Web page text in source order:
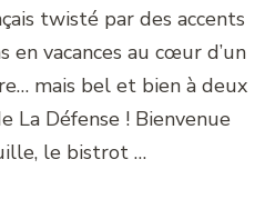
twisté par des accents
en vacances au cœur d’un
mais bel et bien à deux
La Défense ! Bienvenue
le bistrot …